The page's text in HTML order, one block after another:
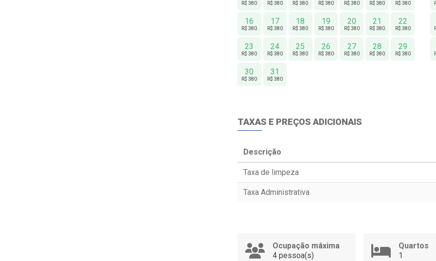
R$ 380 R$ 380 R$ 380 R$ 380 R$ 380 R$ 380 R$ 380
16
R$ 380
17
R$ 380
18
R$ 380
19
R$ 380
20
R$ 380
21
R$ 380
22
R$ 380
23
R$ 380
24
R$ 380
25
R$ 380
26
R$ 380
27
R$ 380
28
R$ 380
29
R$ 380
30
R$ 380
31
R$ 380
TAXAS E PREÇOS ADICIONAIS
Descrição
Taxa de limpeza
Taxa Administrativa
Ocupação máxima
4 pessoa(s)
Quartos
1